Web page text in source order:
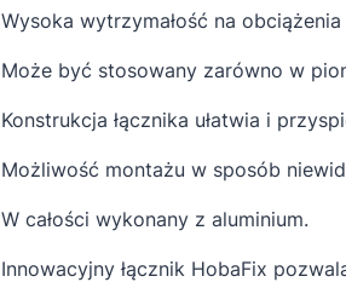
Wysoka wytrzymałość na
Może być stosowany zarówno w
Konstrukcja łącznika ułatwia i
Możliwość montażu w sposób
W całości wykonany z aluminium.
Innowacyjny łącznik HobaFix